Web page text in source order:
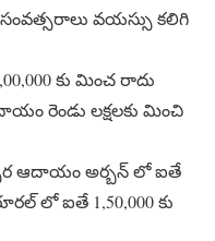
వయస్సు కలిగి
కు మించ రాదు
రెండు లక్షలకు మించి
ఆదాయం అర్బన్ లో ఐతే
లో ఐతే 1,50,000 కు